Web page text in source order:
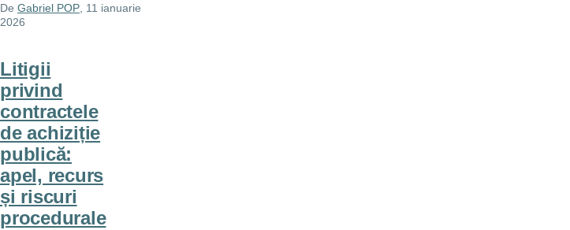
De Gabriel POP , 11 ianuarie
2026
Litigii
privind
contractele
de achiziție
publică:
apel, recurs
și riscuri
procedurale